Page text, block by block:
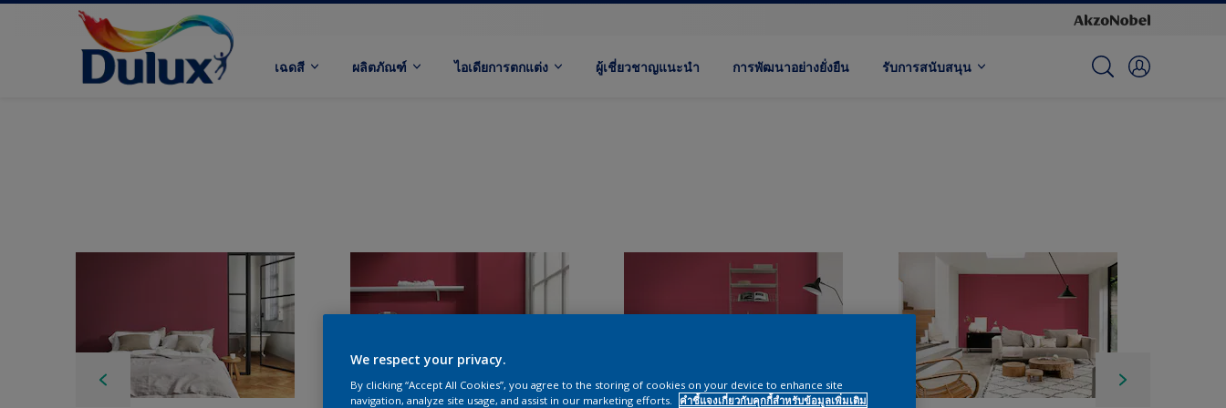
เฉดสี ผลิตภัณฑ์ ไอเดียการตกแต่ง ผู้เชี่ยวชาญแนะนำ การพัฒนาอย่างยั่งยืน รับการสนับสนุน
We respect your privacy.
By clicking “Accept All Cookies”, you agree to the storing of cookies on your device to enhance site
navigation, analyze site usage, and assist in our marketing efforts.
คำชี้แจงเกี่ยวกับคุกกี้สำหรับข้อมูลเพิ่มเติม